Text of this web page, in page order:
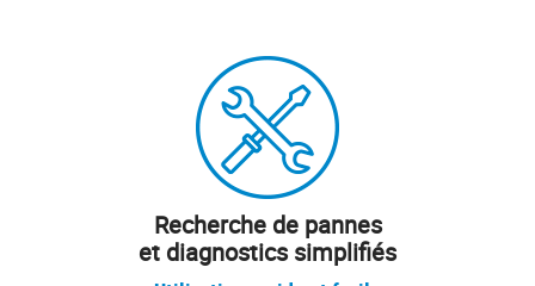
Recherche de pannes
et diagnostics simplifiés